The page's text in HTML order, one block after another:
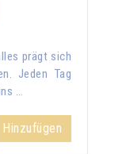
prägt sich
Jeden Tag
…
Hinzufügen